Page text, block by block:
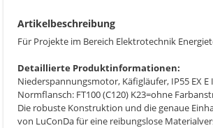
Artikelbeschreibung
Für Projekte im Bereich Elektrotechnik
Detaillierte Produktinformationen:
Niederspannungsmotor, Käfigläufer, IP55 EX E
Normflansch: FT100 (C120) K23=ohne
Die robuste Konstruktion und die genaue
von LuConDa für eine reibungslose